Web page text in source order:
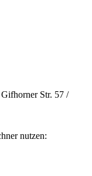
Str. 57 /
nutzen: